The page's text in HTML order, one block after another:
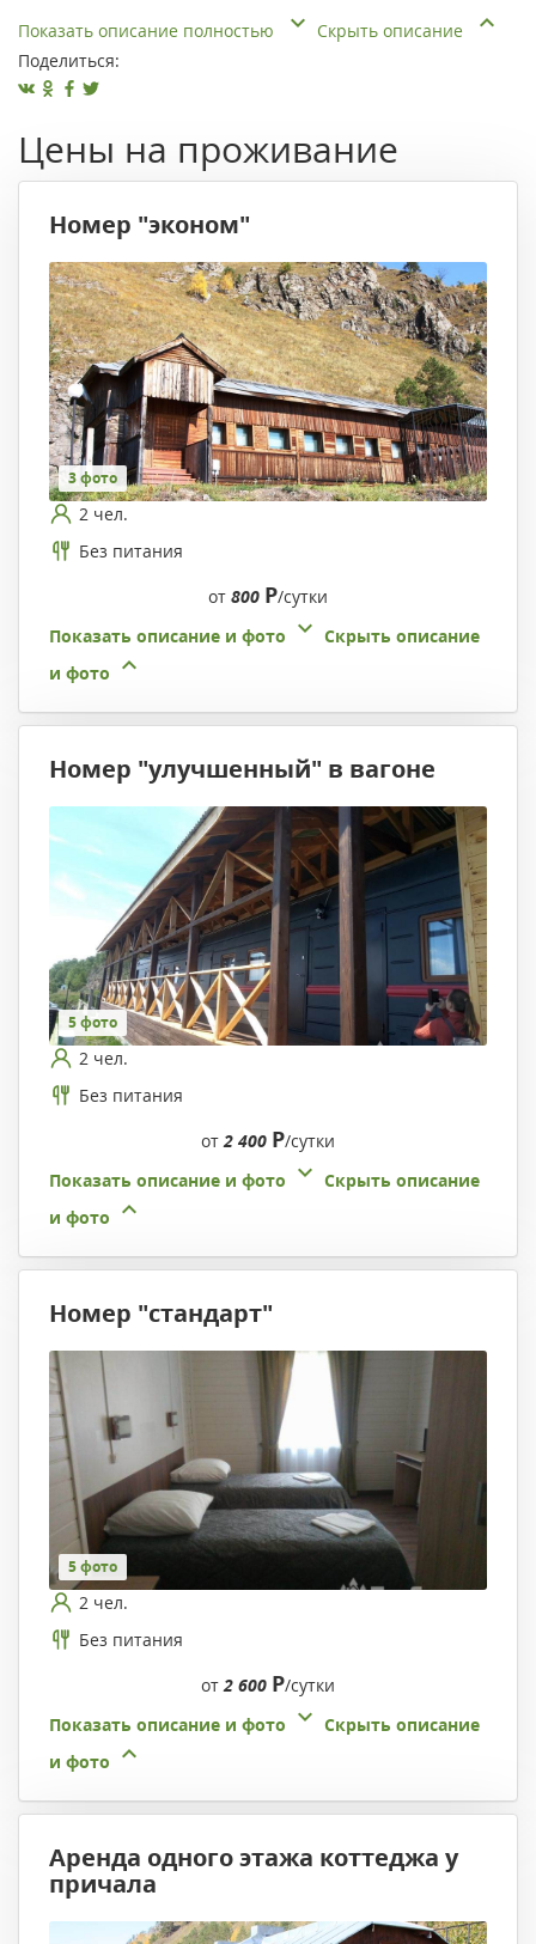
Показать описание полностью
Скрыть описание
Поделиться:
Цены на проживание
Номер "эконом"
3 фото
2 чел.
Без питания
от 800 Р/сутки
Показать описание и фото
Скрыть описание
и фото
Номер "улучшенный" в вагоне
5 фото
2 чел.
Без питания
от2 400 Р/сутки
Показать описание и фото
Скрыть описание
и фото
Номер "стандарт"
5 фото
2 чел.
Без питания
от2 600 Р/сутки
Показать описание и фото
Скрыть описание
и фото
Аренда одного этажа коттеджа у
причала